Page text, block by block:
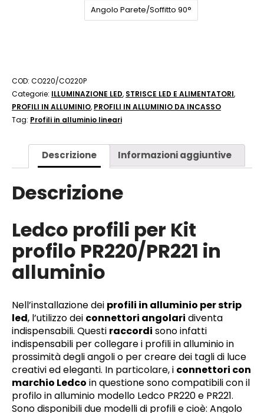
Angolo Parete/Soffitto 90°
COD: CO220/CO220P
Categorie: ILLUMINAZIONE LED, STRISCE LED E ALIMENTATORI,
PROFILI IN ALLUMINIO, PROFILI IN ALLUMINIO DA INCASSO
Tag: Profili in alluminio lineari
Descrizione Informazioni aggiuntive
Descrizione
Ledco profili per Kit
profilo PR220/PR221 in
alluminio
Nell’installazione dei profili in alluminio per strip
led, l’utilizzo dei connettori angolari diventa
indispensabili. Questi raccordi sono infatti
indispensabili per collegare i profili in alluminio in
prossimità degli angoli o per creare dei tagli di luce
creativi ed eleganti. In particolare, i connettori con
marchio Ledco in questione sono compatibili con il
profilo in alluminio modello Ledco PR220 e PR221.
Sono disponibili due modelli di profili e cioè: Angolo